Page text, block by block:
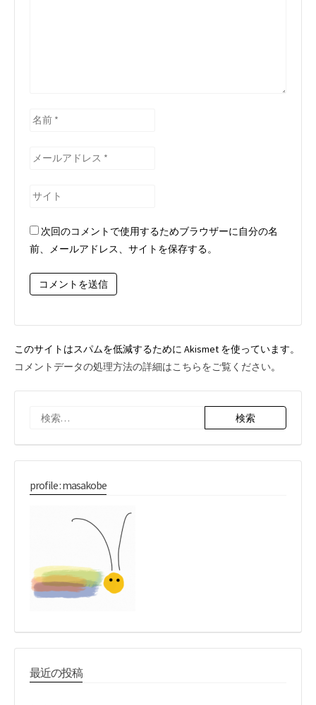
名
メ
ル
ド
レ
*
サ
ト 次回のコメントで使用するためブラウザーに自分の名
前、メールアドレス、サイトを保存する。
このサイトはスパムを低減するために Akismet を使っています。
コメントデータの処理方法の詳細はこちらをご覧ください。
索:
profile : masakobe
最近の投稿